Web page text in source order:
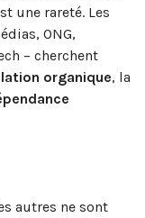
une rareté. Les
ONG,
– cherchent
organique, la
autres ne sont